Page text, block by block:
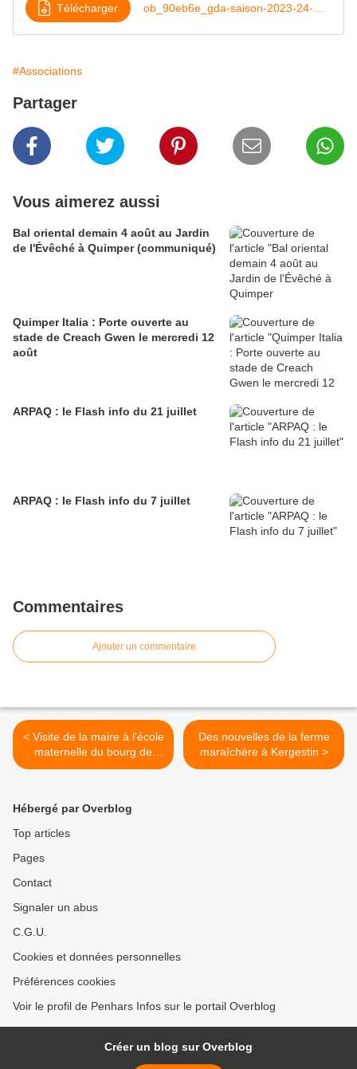
Télécharger
#Associations
Partager
Vous aimerez aussi
Bal oriental demain 4 août au Jardin
de l'Évêché à Quimper (communiqué)
Quimper Italia : Porte ouverte au
stade de Creach Gwen le mercredi 12
août
ARPAQ : le Flash info du 21 juillet
ARPAQ : le Flash info du 7 juillet
Commentaires
Ajouter un commentaire
< Visite de la maire à l'école
maternelle du bourg de
Penhars
Des nouvelles de la ferme
maraîchère à Kergestin >
Hébergé par Overblog
Top articles
Pages
Contact
Signaler un abus
C.G.U.
Cookies et données personnelles
Préférences cookies
Voir le profil de Penhars Infos sur le portail Overblog
Créer un blog sur Overblog